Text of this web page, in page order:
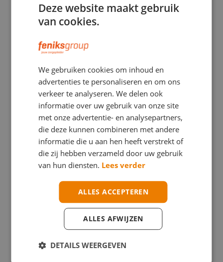
Stuwband versus tourniquet: een verwarrend
verschil met mogelijk ernstige gevolgen
Deze website maakt gebruik
van cookies.
We gebruiken cookies om inhoud en
advertenties te personaliseren en om ons
verkeer te analyseren. We delen ook
informatie over uw gebruik van onze site
met onze advertentie- en analysepartners,
die deze kunnen combineren met andere
informatie die u aan hen heeft verstrekt of
die zij hebben verzameld door uw gebruik
van hun diensten. Lees verder
ALLES ACCEPTEREN
ALLES AFWIJZEN
DETAILS WEERGEVEN